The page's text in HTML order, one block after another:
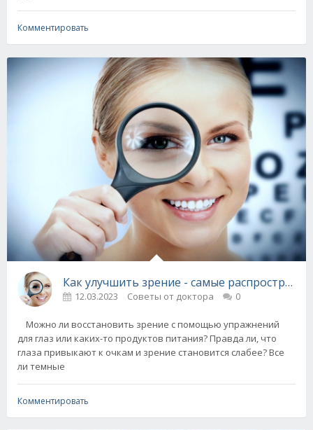
Комментировать
Как улучшить зрение - самые
12.03.2023 Советы от доктора 0
Можно ли восстановить зрение с помощью упражнений
для глаз или каких-то продуктов питания? Правда ли, что
глаза привыкают к очкам и зрение становится слабее? Все
ли темные
Комментировать